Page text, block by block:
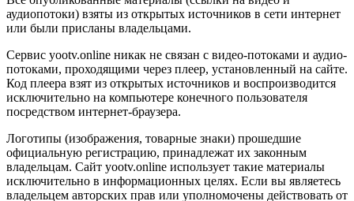
аудиопотоки) взяты из открытых источников в сети интернет
или были присланы владельцами.
Сервис yootv.online никак не связан с видео-потоками и аудио-
потоками, проходящими через плеер, установленный на сайте.
Код плеера взят из открытых источников и воспроизводится
исключительно на компьютере конечного пользователя
посредством интернет-браузера.
Логотипы (изображения, товарные знаки) прошедшие
официальную регистрацию, принадлежат их законным
владельцам. Сайт yootv.online использует такие материалы
исключительно в информационных целях. Если вы являетесь
владельцем авторских прав или уполномочены действовать от